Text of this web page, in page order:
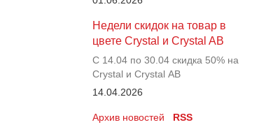
Недели скидок на товар в
цвете Crystal и Crystal AB
С 14.04 по 30.04 скидка 50% на
Crystal и Crystal АВ
14.04.2026
Архив новостей RSS